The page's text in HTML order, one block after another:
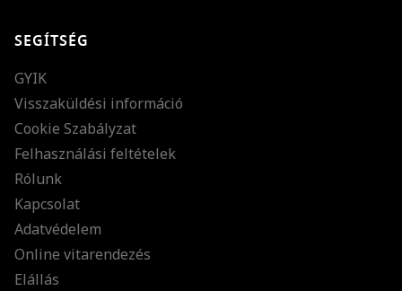
SEGÍTSÉG
GYIK
Visszaküldési információ
Cookie Szabályzat
Felhasználási feltételek
Rólunk
Kapcsolat
Adatvédelem
Online vitarendezés
Elállás